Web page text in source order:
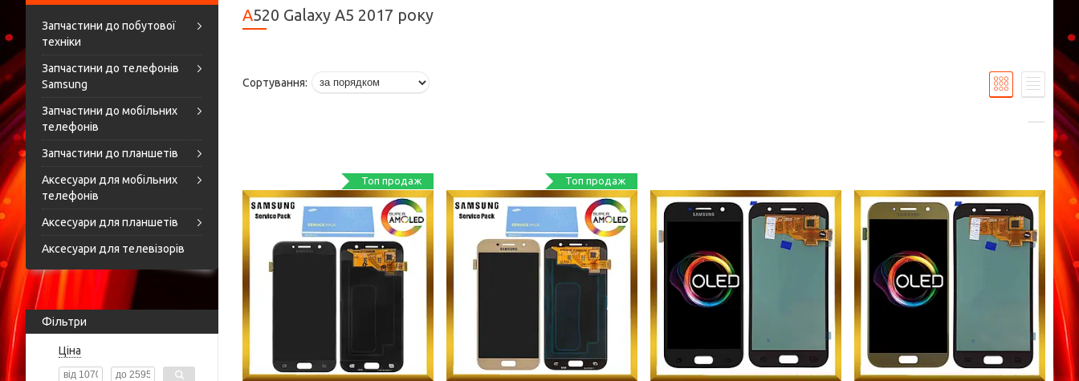
Запчастини до побутової
техніки
Запчастини до телефонів
Samsung
Запчастини до мобільних
телефонів
Запчастини до планшетів
Аксесуари для мобільних
телефонів
Аксесуари для планшетів
Аксесуари для телевізорів
Фільтри
Ціна
A520 Galaxy A5 2017 року
Топ продаж Топ продаж